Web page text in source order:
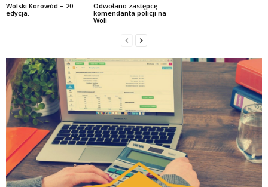
Wolski Korowód – 20.
edycja.
Odwołano zastępcę
komendanta policji na
Woli